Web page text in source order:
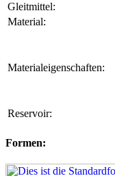
Gleitmittel:
Material:
Materialeigenschaften:
Reservoir:
Formen: